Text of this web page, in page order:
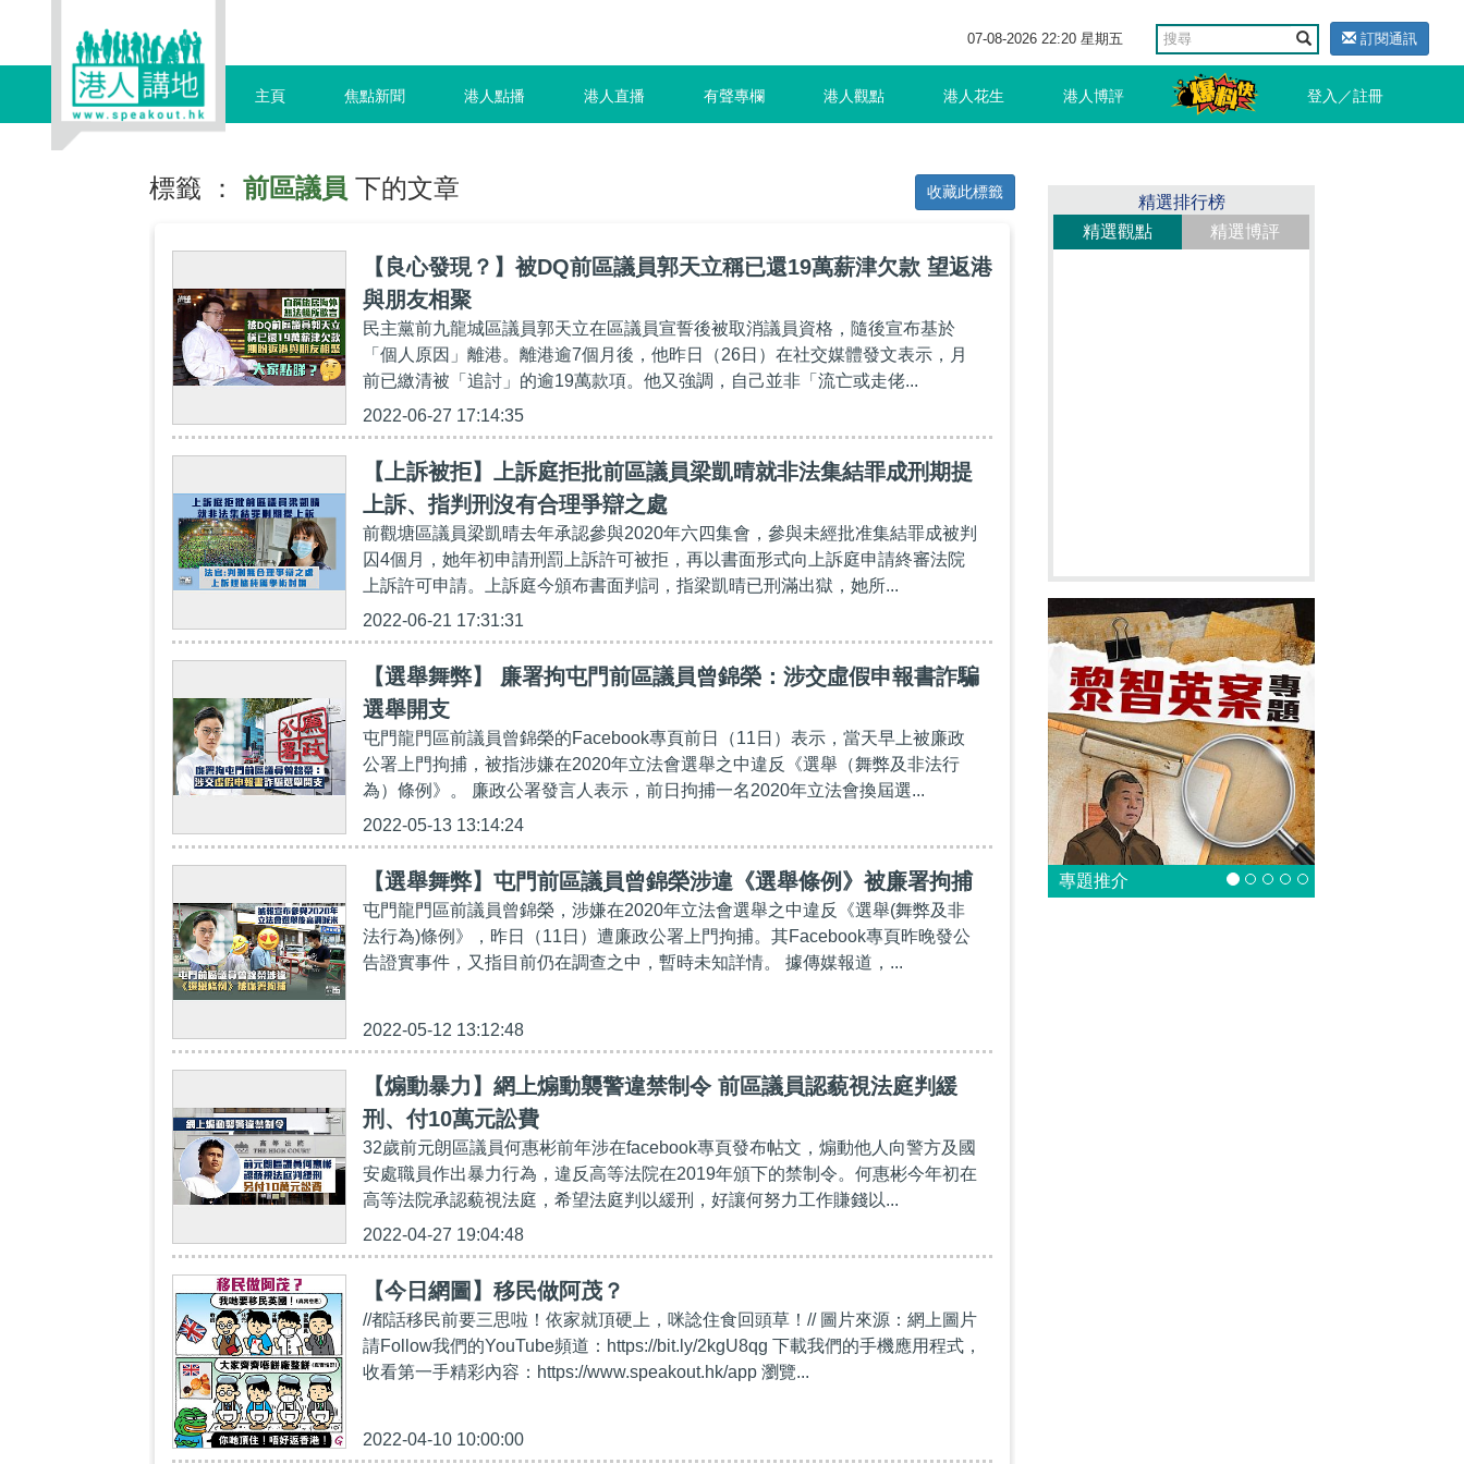
07-08-2026 22:20 星期五 訂閱通訊
主頁 焦點新聞 港人點播 港人直播 有聲專欄 港人觀點 港人花生 港人博評 登入／註冊
標籤 ： 前區議員 下的文章 收藏此標籤
【良心發現？】被DQ前區議員郭天立稱已還19萬薪津欠款 望返港
與朋友相聚
民主黨前九龍城區議員郭天立在區議員宣誓後被取消議員資格，隨後宣布基於
「個人原因」離港。離港逾7個月後，他昨日（26日）在社交媒體發文表示，月
前已繳清被「追討」的逾19萬款項。他又強調，自己並非「流亡或走佬...
2022-06-27 17:14:35
【上訴被拒】上訴庭拒批前區議員梁凱晴就非法集結罪成刑期提
上訴、指判刑沒有合理爭辯之處
前觀塘區議員梁凱晴去年承認參與2020年六四集會，參與未經批准集結罪成被判
囚4個月，她年初申請刑罰上訴許可被拒，再以書面形式向上訴庭申請終審法院
上訴許可申請。上訴庭今頒布書面判詞，指梁凱晴已刑滿出獄，她所...
2022-06-21 17:31:31
【選舉舞弊】 廉署拘屯門前區議員曾錦榮：涉交虛假申報書詐騙
選舉開支
屯門龍門區前議員曾錦榮的Facebook專頁前日（11日）表示，當天早上被廉政
公署上門拘捕，被指涉嫌在2020年立法會選舉之中違反《選舉（舞弊及非法行
為）條例》。 廉政公署發言人表示，前日拘捕一名2020年立法會換屆選...
2022-05-13 13:14:24
【選舉舞弊】屯門前區議員曾錦榮涉違《選舉條例》被廉署拘捕
屯門龍門區前議員曾錦榮，涉嫌在2020年立法會選舉之中違反《選舉(舞弊及非
法行為)條例》，昨日（11日）遭廉政公署上門拘捕。其Facebook專頁昨晚發公
告證實事件，又指目前仍在調查之中，暫時未知詳情。 據傳媒報道，...
2022-05-12 13:12:48
【煽動暴力】網上煽動襲警違禁制令 前區議員認藐視法庭判緩
刑、付10萬元訟費
32歲前元朗區議員何惠彬前年涉在facebook專頁發布帖文，煽動他人向警方及國
安處職員作出暴力行為，違反高等法院在2019年頒下的禁制令。何惠彬今年初在
高等法院承認藐視法庭，希望法庭判以緩刑，好讓何努力工作賺錢以...
2022-04-27 19:04:48
【今日網圖】移民做阿茂？
//都話移民前要三思啦！依家就頂硬上，咪諗住食回頭草！// 圖片來源：網上圖片
請Follow我們的YouTube頻道：https://bit.ly/2kgU8qg 下載我們的手機應用程式，
收看第一手精彩內容：https://www.speakout.hk/app 瀏覽...
2022-04-10 10:00:00
精選排行榜
精選觀點
精選博評
專題推介